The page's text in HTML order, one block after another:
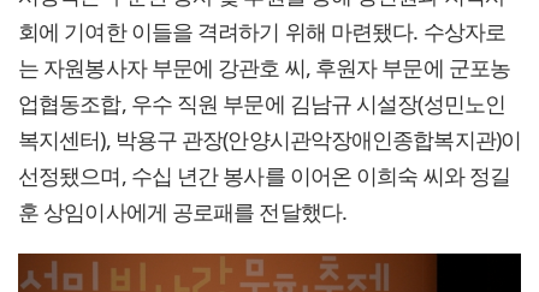
회에 기여한 이들을 격려하기 위해 마련됐다. 수상자로
는 자원봉사자 부문에 강관호 씨, 후원자 부문에 군포농
업협동조합, 우수 직원 부문에 김남규 시설장(성민노인
복지센터), 박용구 관장(안양시관악장애인종합복지관)이
선정됐으며, 수십 년간 봉사를 이어온 이희숙 씨와 정길
훈 상임이사에게 공로패를 전달했다.